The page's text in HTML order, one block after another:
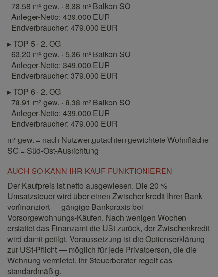
78,58 m² gew. · 8,38 m² Balkon SO
Anleger-Netto: 439.000 EUR
Endverbraucher: 479.000 EUR
▸ TOP 5 · 2. OG
63,20 m² gew. · 5,36 m² Balkon SO
Anleger-Netto: 349.000 EUR
Endverbraucher: 379.000 EUR
▸ TOP 6 · 2. OG
78,91 m² gew. · 8,38 m² Balkon SO
Anleger-Netto: 439.000 EUR
Endverbraucher: 479.000 EUR
m² gew. = nach Nutzwertgutachten gewichtete Wohnfläche
SO = Süd-Ost-Ausrichtung
AUCH SO KANN IHR KAUF FUNKTIONIEREN
Der Kaufpreis ist netto ausgewiesen. Die 20 %
Umsatzsteuer wird über einen Zwischenkredit Ihrer Bank
vorfinanziert — gängige Bankpraxis bei
Vorsorgewohnungs-Käufen. Nach wenigen Wochen
erstattet das Finanzamt die USt zurück, der Zwischenkredit
wird damit getilgt. Voraussetzung ist die Optionserklärung
zur USt-Pflicht — möglich für jede Privatperson, die die
Wohnung vermietet. Ihr Steuerberater regelt das
standardmäßig.